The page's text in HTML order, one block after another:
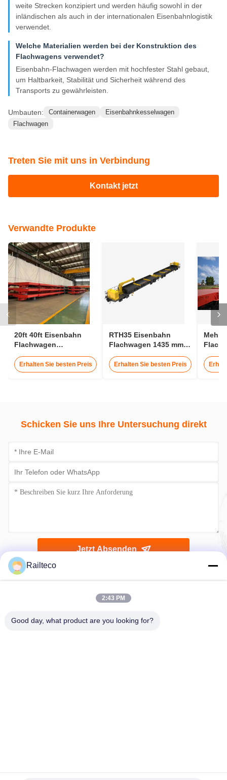
weite Strecken konzipiert und werden häufig sowohl in der
inländischen als auch in der internationalen Eisenbahnlogistik
verwendet.
Welche Materialien werden bei der Konstruktion des
Flachwagens verwendet?
Eisenbahn-Flachwagen werden mit hochfester Stahl gebaut,
um Haltbarkeit, Stabilität und Sicherheit während des
Transports zu gewährleisten.
Umbauten: Containerwagen
Eisenbahnkesselwagen
Flachwagen
Treten Sie mit uns in Verbindung
Kontakt jetzt
Verwandte Produkte
20ft 40ft Eisenbahn
Flachwagen
30tErhalten Sie besten Preis
RTH35 Eisenbahn
Flachwagen 1435 mm
25m Eisenbahnwagen
Erhalten Sie besten Preis
Schicken Sie uns Ihre Untersuchung direkt
Jetzt Absenden
Railteco
2:43 PM
Good day, what product are you looking for?